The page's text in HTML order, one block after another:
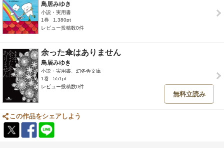
鳥居みゆき
小説・実用書
1巻
1,380pt
レビュー投稿数0件
余った傘はありません
鳥居みゆき
小説・実用書、幻冬舎文庫
1巻
551pt
レビュー投稿数0件
無料立読み
この作品をシェアしよう